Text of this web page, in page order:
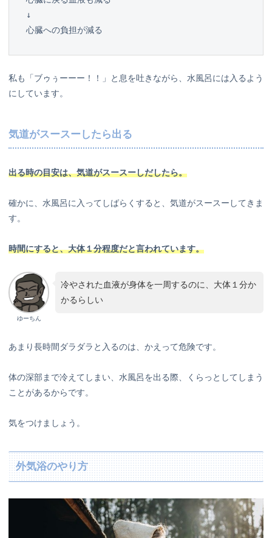
↓
心臓への負担が減る
私も「ブゥぅーーー！！」と息を吐きながら、水風呂には入るよう
にしています。
気道がスースーしたら出る
出る時の目安は、気道がスースーしだしたら。
確かに、水風呂に入ってしばらくすると、気道がスースーしてきま
す。
時間にすると、大体１分程度だと言われています。
ゆーちん
冷やされた血液が身体を一周するのに、大体１分か
かるらしい
あまり長時間ダラダラと入るのは、かえって危険です。
体の深部まで冷えてしまい、水風呂を出る際、くらっとしてしまう
ことがあるからです。
気をつけましょう。
外気浴のやり方